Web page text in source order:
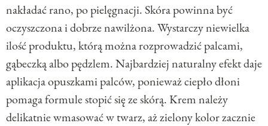
nakładać rano, po pielęgnacji. Skóra powinna być
oczyszczona i dobrze nawilżona. Wystarczy niewielka
ilość produktu, którą można rozprowadzić palcami,
gąbeczką albo pędzlem. Najbardziej naturalny efekt daje
aplikacja opuszkami palców, ponieważ ciepło dłoni
pomaga formule stopić się ze skórą. Krem należy
delikatnie wmasować w twarz, aż zielony kolor zacznie